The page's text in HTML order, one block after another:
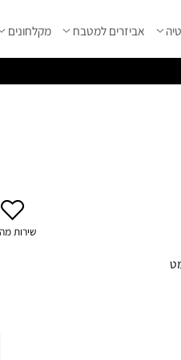
אביזרים למטבח מקלחונים
שירות מהלב